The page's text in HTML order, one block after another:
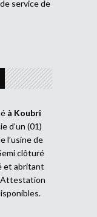
service de
à Koubri
d’un (01)
l’usine de
clôturé
et abritant
Attestation